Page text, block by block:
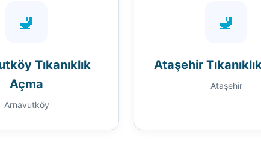
🚽
Tıkanıklık
Açma
Arnavutköy
🚽
Ataşehir
Ataşehir